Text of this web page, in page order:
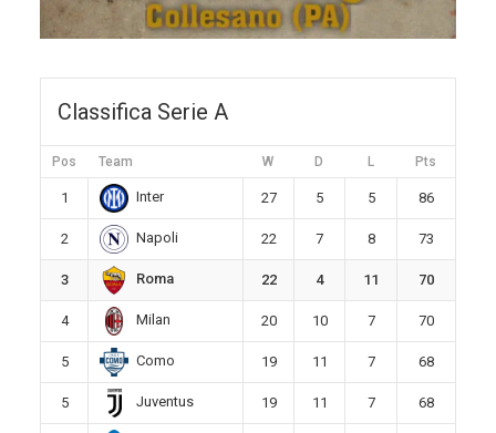
Classifica Serie A
Pos Team W D L Pts
1 Inter 27 5 5 86
2 Napoli 22 7 8 73
3 Roma 22 4 11 70
4 Milan 20 10 7 70
5 Como 19 11 7 68
5 Juventus 19 11 7 68